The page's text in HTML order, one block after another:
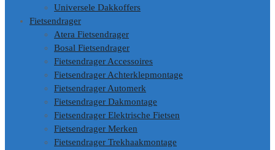
Universele Dakkoffers
Fietsendrager
Atera Fietsendrager
Bosal Fietsendrager
Fietsendrager Accessoires
Fietsendrager Achterklepmontage
Fietsendrager Automerk
Fietsendrager Dakmontage
Fietsendrager Elektrische Fietsen
Fietsendrager Merken
Fietsendrager Trekhaakmontage